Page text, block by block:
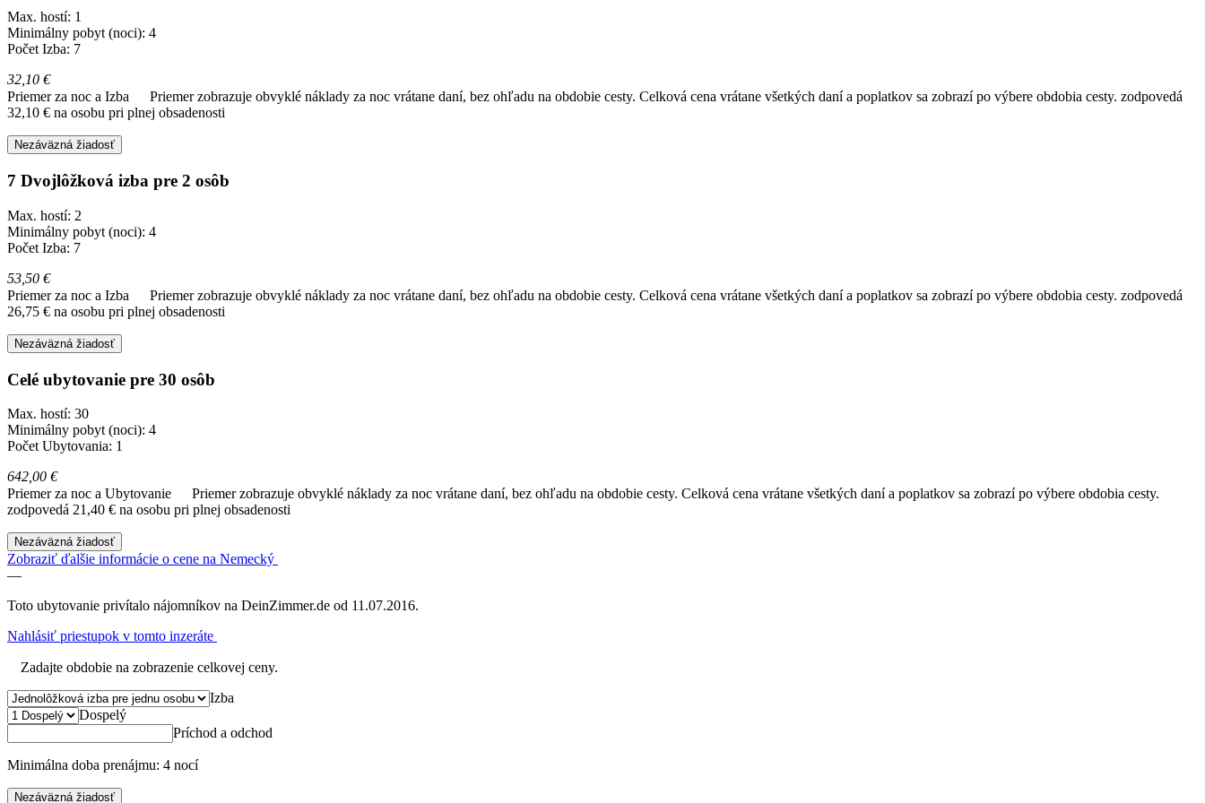
Max. hostí: 1
Minimálny pobyt (noci): 4
Počet Izba: 7
32,10 €
Priemer za noc a Izba
Priemer zobrazuje obvyklé náklady za noc vrátane daní, bez ohľadu na obdobie cesty. Celková cena vrátane všetkých daní a poplatkov sa zobrazí po výbere obdobia cesty. zodpovedá
32,10 € na osobu pri plnej obsadenosti
Nezáväzná žiadosť
7 Dvojlôžková izba pre 2 osôb
Max. hostí: 2
Minimálny pobyt (noci): 4
Počet Izba: 7
53,50 €
Priemer za noc a Izba
Priemer zobrazuje obvyklé náklady za noc vrátane daní, bez ohľadu na obdobie cesty. Celková cena vrátane všetkých daní a poplatkov sa zobrazí po výbere obdobia cesty. zodpovedá
26,75 € na osobu pri plnej obsadenosti
Nezáväzná žiadosť
Celé ubytovanie pre 30 osôb
Max. hostí: 30
Minimálny pobyt (noci): 4
Počet Ubytovania: 1
642,00 €
Priemer za noc a Ubytovanie
Priemer zobrazuje obvyklé náklady za noc vrátane daní, bez ohľadu na obdobie cesty. Celková cena vrátane všetkých daní a poplatkov sa zobrazí po výbere obdobia cesty.
zodpovedá 21,40 € na osobu pri plnej obsadenosti
Nezáväzná žiadosť
Zobraziť ďalšie informácie o cene na Nemecký
—
Toto ubytovanie privítalo nájomníkov na DeinZimmer.de od 11.07.2016.
Nahlásiť priestupok v tomto inzeráte
Zadajte obdobie na zobrazenie celkovej ceny.
Izba
Dospelý
Príchod a odchod
Minimálna doba prenájmu: 4 nocí
Nezáväzná žiadosť